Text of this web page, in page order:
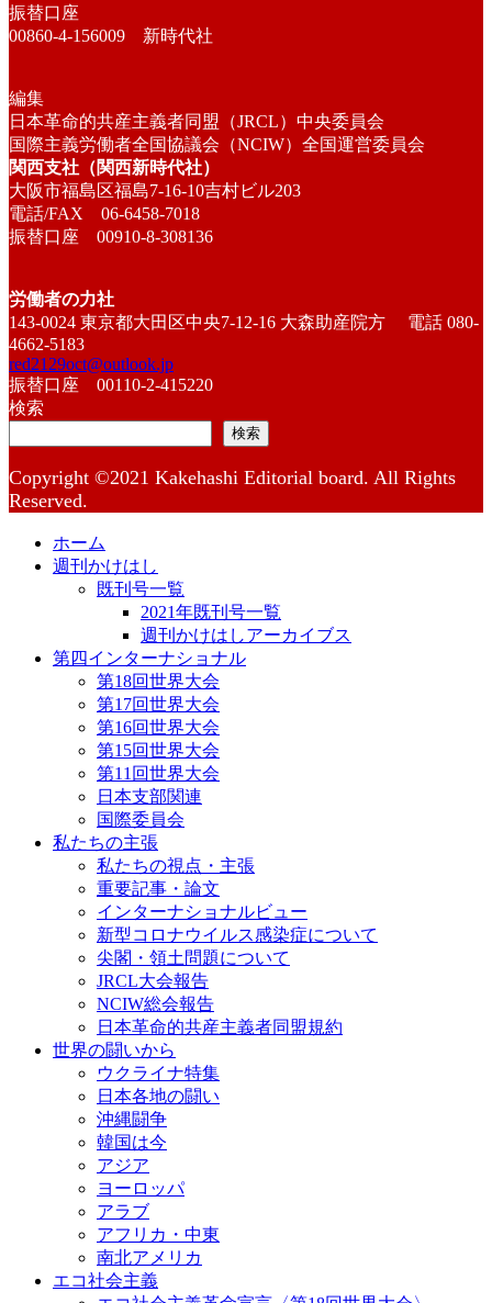
振替口座
00860-4-156009 新時代社
編集
日本革命的共産主義者同盟（JRCL）中央委員会
国際主義労働者全国協議会（NCIW）全国運営委員会
関西支社（関西新時代社）
大阪市福島区福島7-16-10吉村ビル203
電話/FAX 06-6458-7018
振替口座 00910-8-308136
労働者の力社
143-0024 東京都大田区中央7-12-16 大森助産院方 電話 080-
4662-5183
red2129oct@outlook.jp
振替口座 00110-2-415220
検索
検索
Copyright ©2021 Kakehashi Editorial board. All Rights
Reserved.
ホーム
週刊かけはし
既刊号一覧
2021年既刊号一覧
週刊かけはしアーカイブス
第四インターナショナル
第18回世界大会
第17回世界大会
第16回世界大会
第15回世界大会
第11回世界大会
日本支部関連
国際委員会
私たちの主張
私たちの視点・主張
重要記事・論文
インターナショナルビュー
新型コロナウイルス感染症について
尖閣・領土問題について
JRCL大会報告
NCIW総会報告
日本革命的共産主義者同盟規約
世界の闘いから
ウクライナ特集
日本各地の闘い
沖縄闘争
韓国は今
アジア
ヨーロッパ
アラブ
アフリカ・中東
南北アメリカ
エコ社会主義